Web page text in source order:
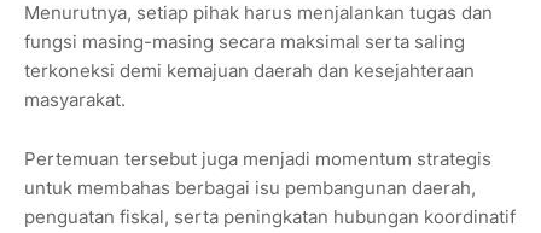
Menurutnya, setiap pihak harus menjalankan tugas dan
fungsi masing-masing secara maksimal serta saling
terkoneksi demi kemajuan daerah dan kesejahteraan
masyarakat.
Pertemuan tersebut juga menjadi momentum strategis
untuk membahas berbagai isu pembangunan daerah,
penguatan fiskal, serta peningkatan hubungan koordinatif